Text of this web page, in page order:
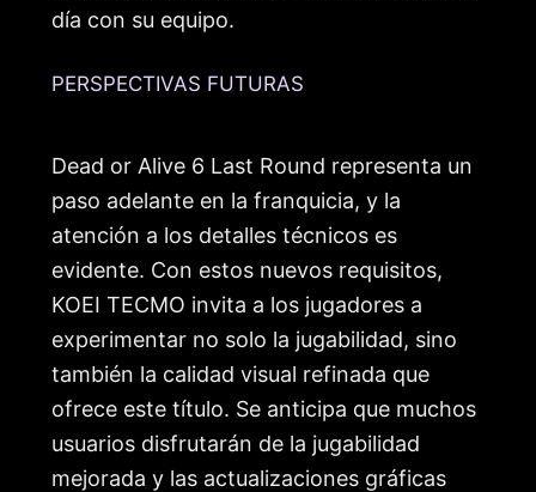
día con su equipo.
PERSPECTIVAS FUTURAS
Dead or Alive 6 Last Round representa un
paso adelante en la franquicia, y la
atención a los detalles técnicos es
evidente. Con estos nuevos requisitos,
KOEI TECMO invita a los jugadores a
experimentar no solo la jugabilidad, sino
también la calidad visual refinada que
ofrece este título. Se anticipa que muchos
usuarios disfrutarán de la jugabilidad
mejorada y las actualizaciones gráficas